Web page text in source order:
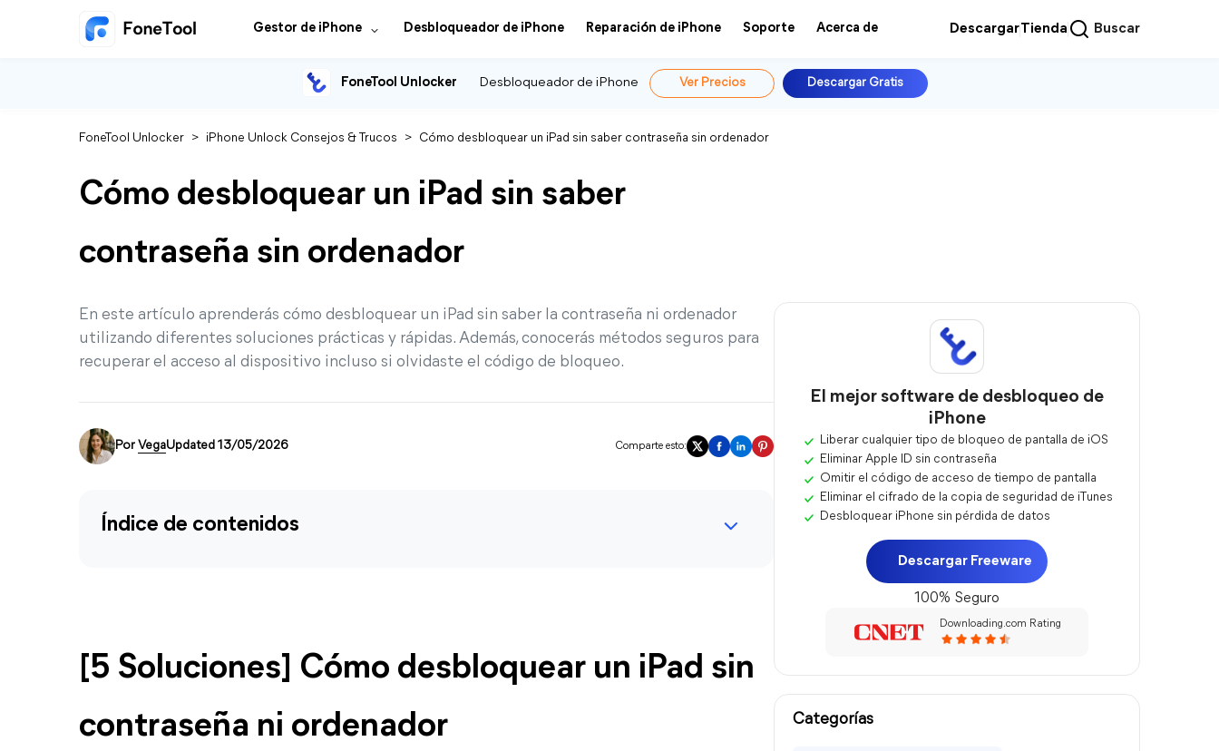
Gestor de iPhone Desbloqueador de iPhone Reparación de iPhone Soporte Acerca de DescargarTienda Buscar
FoneTool Unlocker Desbloqueador de iPhone Ver Precios Descargar Gratis
FoneTool Unlocker > iPhone Unlock Consejos & Trucos > Cómo desbloquear un iPad sin saber contraseña sin ordenador
Cómo desbloquear un iPad sin saber
contraseña sin ordenador
En este artículo aprenderás cómo desbloquear un iPad sin saber la contraseña ni ordenador
utilizando diferentes soluciones prácticas y rápidas. Además, conocerás métodos seguros para
recuperar el acceso al dispositivo incluso si olvidaste el código de bloqueo.
Por VegaUpdated 13/05/2026 Comparte esto:
Índice de contenidos
[5 Soluciones] Cómo desbloquear un iPad sin
contraseña ni ordenador
El mejor software de desbloqueo de
iPhone
Liberar cualquier tipo de bloqueo de pantalla de iOS
Eliminar Apple ID sin contraseña
Omitir el código de acceso de tiempo de pantalla
Eliminar el cifrado de la copia de seguridad de iTunes
Desbloquear iPhone sin pérdida de datos
Descargar Freeware
100% Seguro
Downloading.com Rating
Categorías